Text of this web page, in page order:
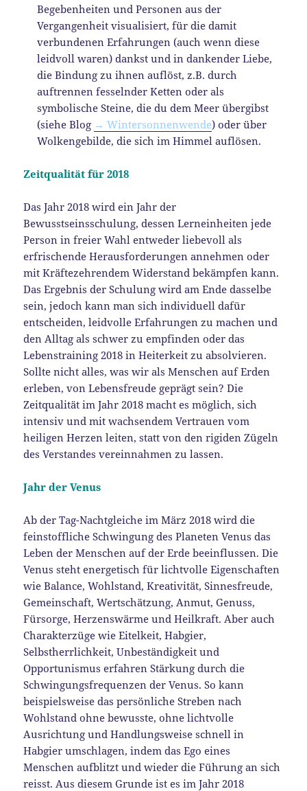
Begebenheiten und Personen aus der
Vergangenheit visualisiert, für die damit
verbundenen Erfahrungen (auch wenn diese
leidvoll waren) dankst und in dankender Liebe,
die Bindung zu ihnen auflöst, z.B. durch
auftrennen fesselnder Ketten oder als
symbolische Steine, die du dem Meer übergibst
(siehe Blog → Wintersonnenwende) oder über
Wolkengebilde, die sich im Himmel auflösen.
Zeitqualität für 2018
Das Jahr 2018 wird ein Jahr der
Bewusstseinsschulung, dessen Lerneinheiten jede
Person in freier Wahl entweder liebevoll als
erfrischende Herausforderungen annehmen oder
mit Kräftezehrendem Widerstand bekämpfen kann.
Das Ergebnis der Schulung wird am Ende dasselbe
sein, jedoch kann man sich individuell dafür
entscheiden, leidvolle Erfahrungen zu machen und
den Alltag als schwer zu empfinden oder das
Lebenstraining 2018 in Heiterkeit zu absolvieren.
Sollte nicht alles, was wir als Menschen auf Erden
erleben, von Lebensfreude geprägt sein? Die
Zeitqualität im Jahr 2018 macht es möglich, sich
intensiv und mit wachsendem Vertrauen vom
heiligen Herzen leiten, statt von den rigiden Zügeln
des Verstandes vereinnahmen zu lassen.
Jahr der Venus
Ab der Tag-Nachtgleiche im März 2018 wird die
feinstoffliche Schwingung des Planeten Venus das
Leben der Menschen auf der Erde beeinflussen. Die
Venus steht energetisch für lichtvolle Eigenschaften
wie Balance, Wohlstand, Kreativität, Sinnesfreude,
Gemeinschaft, Wertschätzung, Anmut, Genuss,
Fürsorge, Herzenswärme und Heilkraft. Aber auch
Charakterzüge wie Eitelkeit, Habgier,
Selbstherrlichkeit, Unbeständigkeit und
Opportunismus erfahren Stärkung durch die
Schwingungsfrequenzen der Venus. So kann
beispielsweise das persönliche Streben nach
Wohlstand ohne bewusste, ohne lichtvolle
Ausrichtung und Handlungsweise schnell in
Habgier umschlagen, indem das Ego eines
Menschen aufblitzt und wieder die Führung an sich
reisst. Aus diesem Grunde ist es im Jahr 2018